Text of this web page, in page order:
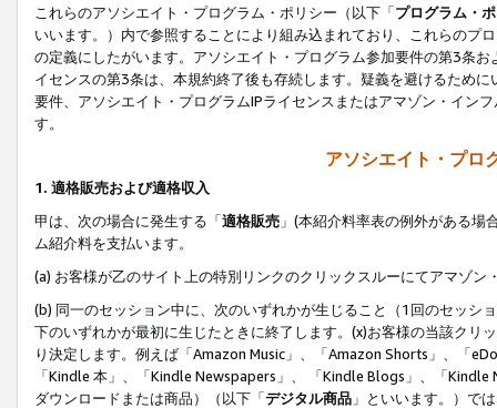
これらのアソシエイト・プログラム・ポリシー（以下「プログラム・
いいます。）内で参照することにより組み込まれており、これらのプ
の定義にしたがいます。アソシエイト・プログラム参加要件の第3条
イセンスの第3条は、本規約終了後も存続します。疑義を避けるため
要件、アソシエイト・プログラムIPライセンスまたはアマゾン・イン
す。
アソシエイト・プロ
1. 適格販売および適格収入
甲は、次の場合に発生する「適格販売 」(本紹介料率表の例外がある
ム紹介料を支払います。
(a) お客様が乙のサイト上の特別リンクのクリックスルーにてアマゾン
(b) 同一のセッション中に、次のいずれかが生じること（1回のセッシ
下のいずれかが最初に生じたときに終了します。(x)お客様の当該ク
り決定します。例えば「Amazon Music」、「Amazon Shorts」、「
「Kindle 本」、「Kindle Newspapers」、 「Kindle Blogs」、「
ダウンロードまたは商品）（以下「デジタル商品 」といいます。）で